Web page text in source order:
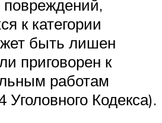
повреждений,
к категории
быть лишен
приговорен к
работам
Уголовного Кодекса).